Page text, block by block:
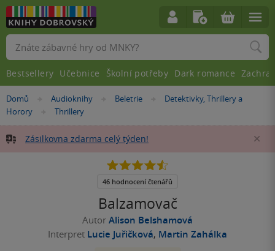
Nacházíte
se
Domů »Audioknihy »
Beletrie »
Detektivky, Thrillery a
Horory
»
Thrillery
Zásilkovna zdarma celý týden!
Balzamovač
Autor Alison Belshamová
Interpret Lucie Juřičková, Martin Zahálka
4.5
5
46 hodnocení čtenářů
Vyhledávání
Bestsellery Učebnice Školní potřeby Dark romance